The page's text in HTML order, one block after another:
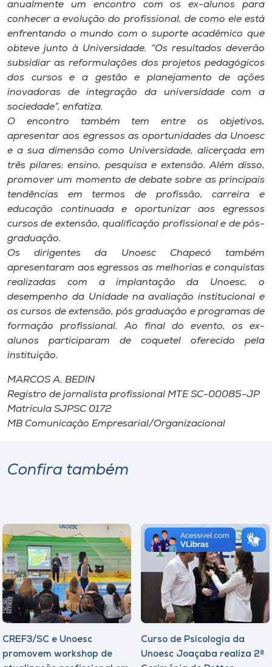
anualmente um encontro com os ex-alunos para
conhecer a evolução do profissional, de como ele está
enfrentando o mundo com o suporte acadêmico que
obteve junto à Universidade. “Os resultados deverão
subsidiar as reformulações dos projetos pedagógicos
dos cursos e a gestão e planejamento de ações
inovadoras de integração da universidade com a
sociedade”, enfatiza.
O encontro também tem entre os objetivos,
apresentar aos egressos as oportunidades da Unoesc
e a sua dimensão como Universidade, alicerçada em
três pilares: ensino, pesquisa e extensão. Além disso,
promover um momento de debate sobre as principais
tendências em termos de profissão, carreira e
educação continuada e oportunizar aos egressos
cursos de extensão, qualificação profissional e de pós-
graduação.
Os dirigentes da Unoesc Chapecó também
apresentaram aos egressos as melhorias e conquistas
realizadas com a implantação da Unoesc, o
desempenho da Unidade na avaliação institucional e
os cursos de extensão, pós graduação e programas de
formação profissional. Ao final do evento, os ex-
alunos participaram de coquetel oferecido pela
instituição.
MARCOS A. BEDIN
Registro de jornalista profissional MTE SC-00085-JP
Matrícula SJPSC 0172
MB Comunicação Empresarial/Organizacional
Confira também
CREF3/SC e Unoesc
promovem workshop de
Curso de Psicologia da
Unoesc Joaçaba realiza 2ª